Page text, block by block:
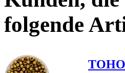
folgende